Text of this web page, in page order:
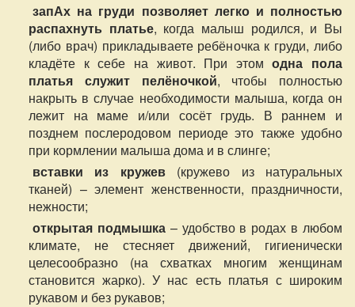
запАх на груди позволяет легко и полностью
распахнуть платье, когда малыш родился, и Вы
(либо врач) прикладываете ребёночка к груди, либо
кладёте к себе на живот. При этомодна пола
платья служит пелёночкой, чтобы полностью
накрыть в случае необходимости малыша, когда он
лежит на маме и/или сосёт грудь. В раннем и
позднем послеродовом периоде это также удобно
при кормлении малыша дома и в слинге;
вставки из кружев(кружево из натуральных
тканей) – элемент женственности, праздничности,
нежности;
открытая подмышка– удобство в родах в любом
климате, не стесняет движений, гигиенически
целесообразно (на схватках многим женщинам
становится жарко). У нас есть платья с широким
рукавом и без рукавов;